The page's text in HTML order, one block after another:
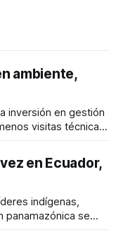
ambiente,
inversión en gestión
visitas técnicas
en Ecuador,
indígenas,
panamazónica se